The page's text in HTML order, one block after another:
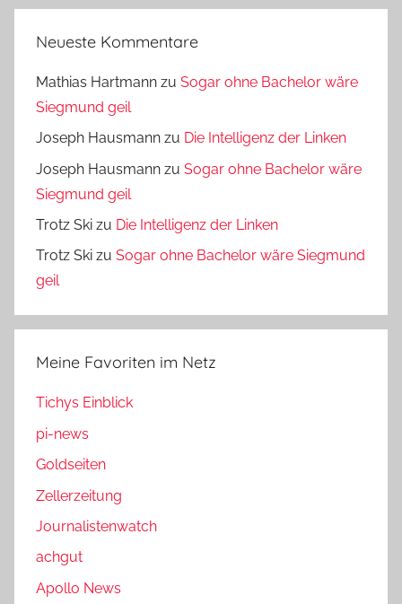
Neueste Kommentare
Mathias Hartmann zu Sogar ohne Bachelor wäre
Siegmund geil
Joseph Hausmann zu Die Intelligenz der Linken
Joseph Hausmann zu Sogar ohne Bachelor wäre
Siegmund geil
Trotz Ski zu Die Intelligenz der Linken
Trotz Ski zu Sogar ohne Bachelor wäre Siegmund
geil
Meine Favoriten im Netz
Tichys Einblick
pi-news
Goldseiten
Zellerzeitung
Journalistenwatch
achgut
Apollo News